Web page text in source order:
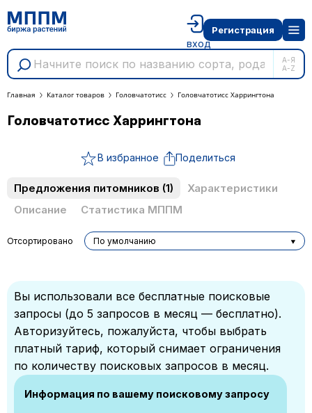
А-Я
A-Z
вход
Регистрация
Главная Каталог товаров Головчатотисс Головчатотисс Харрингтона
Головчатотисс Харрингтона
В избранное Поделиться
Предложения питомников (1)
Характеристики
Описание
Статистика МППМ
Отсортировано По умолчанию
Вы использовали все бесплатные поисковые
запросы (до 5 запросов в месяц — бесплатно).
Авторизуйтесь, пожалуйста, чтобы выбрать
платный тариф, который снимает ограничения
по количеству поисковых запросов в месяц.
Информация по вашему поисковому запросу